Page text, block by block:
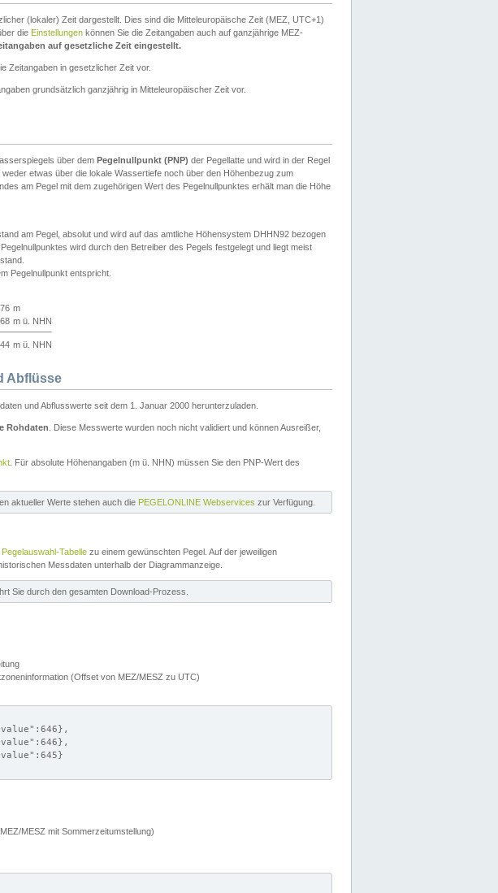
(lokaler) Zeit dargestellt. Dies sind die Mitteleuropäische Zeit (MEZ, UTC+1)
die Einstellungen können Sie die Zeitangaben auch auf ganzjährige MEZ-
auf gesetzliche Zeit eingestellt.
Zeitangaben in gesetzlicher Zeit vor.
grundsätzlich ganzjährig in Mitteleuropäischer Zeit vor.
über dem Pegelnullpunkt (PNP) der Pegellatte und wird in der Regel
etwas über die lokale Wassertiefe noch über den Höhenbezug zum
am Pegel mit dem zugehörigen Wert des Pegelnullpunktes erhält man die Höhe
am Pegel, absolut und wird auf das amtliche Höhensystem DHHN92 bezogen
wird durch den Betreiber des Pegels festgelegt und liegt meist
Pegelnullpunkt entspricht.
m
m ü. NHN
m ü. NHN
Abflüsse
und Abflusswerte seit dem 1. Januar 2000 herunterzuladen.
Rohdaten . Diese Messwerte wurden noch nicht validiert und können Ausreißer,
. Für absolute Höhenangaben (m ü. NHN) müssen Sie den PNP-Wert des
aktueller Werte stehen auch die PEGELONLINE Webservices zur Verfügung.
Pegelauswahl-Tabelle zu einem gewünschten Pegel. Auf der jeweiligen
Messdaten unterhalb der Diagrammanzeige.
Sie durch den gesamten Download-Prozess.
(Offset von MEZ/MESZ zu UTC)
MESZ mit Sommerzeitumstellung)